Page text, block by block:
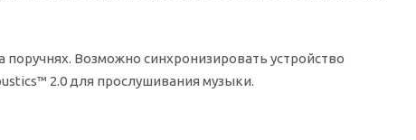
Возможно синхронизировать устройство
2.0 для прослушивания музыки.